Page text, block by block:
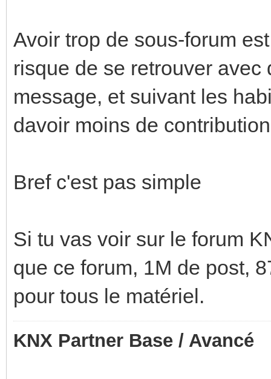
Avoir trop de sous-forum
risque de se retrouver
message, et suivant les
davoir moins de
Bref c'est pas simple
Si tu vas voir sur le forum
que ce forum, 1M de post,
pour tous le matériel.
KNX Partner Base / Avancé